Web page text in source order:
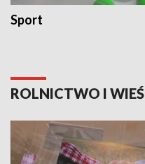
Sport
ROLNICTWO I WIEŚ